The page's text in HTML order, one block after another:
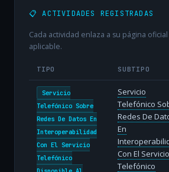
📋 ACTIVIDADES REGISTRADAS
Cada actividad enlaza a su página
aplicable.
TIPO SUBTIPO
Servicio
Telefónico Sobre
Redes De Datos En
Interoperabilidad
Con El Servicio
Telefónico
Servicio
Telefónico
Redes De
En
Con El Servicio
Telefónico